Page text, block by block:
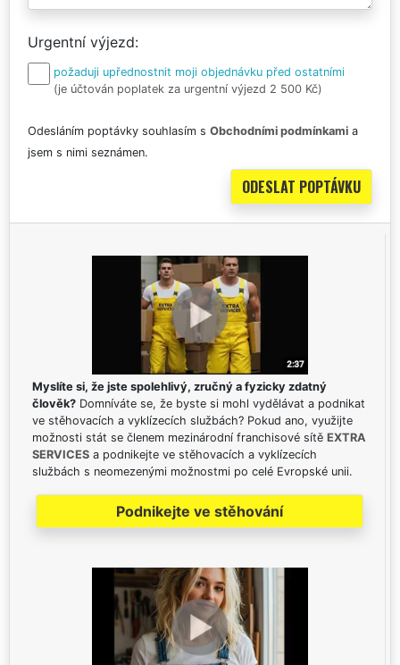
Urgentní výjezd
požaduji upřednostnit moji objednávku před ostatními
(je účtován poplatek za urgentní výjezd 2 500 Kč)
Odesláním poptávky souhlasím s Obchodními podmínkami a
jsem s nimi seznámen.
Myslíte si, že jste spolehlivý, zručný a fyzicky zdatný
člověk? Domníváte se, že byste si mohl vydělávat a podnikat
ve stěhovacích a vyklízecích službách? Pokud ano, využijte
možnosti stát se členem mezinárodní franchisové sítě EXTRA
SERVICES a podnikejte ve stěhovacích a vyklízecích
službách s neomezenými možnostmi po celé Evropské unii.
Podnikejte ve stěhování